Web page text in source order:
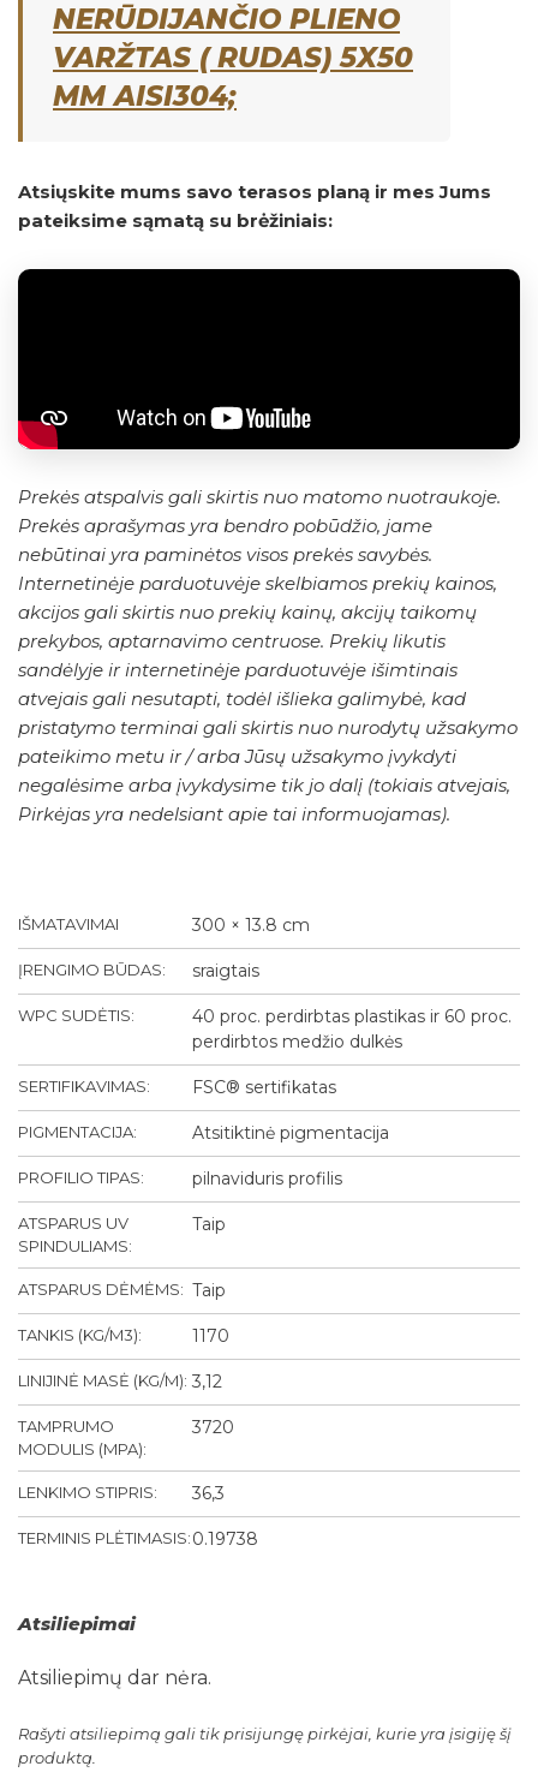
NERŪDIJANČIO PLIENO
VARŽTAS ( RUDAS) 5X50
MM AISI304;
Atsiųskite mums savo terasos planą ir mes Jums
pateiksime sąmatą su brėžiniais:
Prekės atspalvis gali skirtis nuo matomo nuotraukoje.
Prekės aprašymas yra bendro pobūdžio, jame
nebūtinai yra paminėtos visos prekės savybės.
Internetinėje parduotuvėje skelbiamos prekių kainos,
akcijos gali skirtis nuo prekių kainų, akcijų taikomų
prekybos, aptarnavimo centruose. Prekių likutis
sandėlyje ir internetinėje parduotuvėje išimtinais
atvejais gali nesutapti, todėl išlieka galimybė, kad
pristatymo terminai gali skirtis nuo nurodytų užsakymo
pateikimo metu ir / arba Jūsų užsakymo įvykdyti
negalėsime arba įvykdysime tik jo dalį (tokiais atvejais,
Pirkėjas yra nedelsiant apie tai informuojamas).
IŠMATAVIMAI 300 × 13.8 cm
ĮRENGIMO BŪDAS: sraigtais
WPC SUDĖTIS:
40 proc. perdirbtas plastikas ir 60 proc.
perdirbtos medžio dulkės
SERTIFIKAVIMAS: FSC® sertifikatas
PIGMENTACIJA: Atsitiktinė pigmentacija
PROFILIO TIPAS: pilnaviduris profilis
ATSPARUS UV
SPINDULIAMS:
Taip
ATSPARUS DĖMĖMS: Taip
TANKIS (KG/M3): 1170
LINIJINĖ MASĖ (KG/M): 3,12
TAMPRUMO
MODULIS (MPA):
3720
LENKIMO STIPRIS: 36,3
TERMINIS PLĖTIMASIS:0.19738
Atsiliepimai
Atsiliepimų dar nėra.
Rašyti atsiliepimą gali tik prisijungę pirkėjai, kurie yra įsigiję šį
produktą.